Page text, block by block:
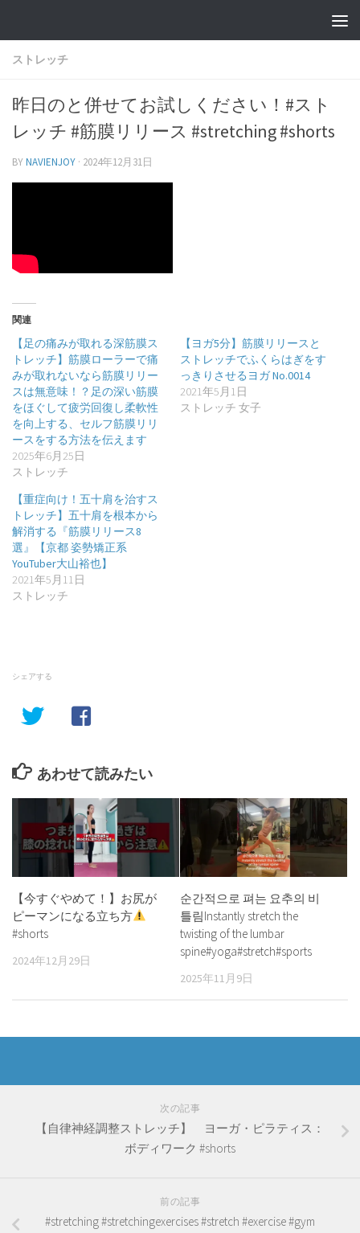
ストレッチ
昨日のと併せてお試しください！#スト
レッチ #筋膜リリース #stretching #shorts
BYNAVIENJOY · 2024年12月31日
関連
【足の痛みが取れる深筋膜ス
トレッチ】筋膜ローラーで痛
みが取れないなら筋膜リリー
スは無意味！？足の深い筋膜
をほぐして疲労回復し柔軟性
を向上する、セルフ筋膜リリ
ースをする方法を伝えます
2025年6月25日
ストレッチ
【ヨガ5分】筋膜リリースと
ストレッチでふくらはぎをす
っきりさせるヨガ No.0014
2021年5月1日
ストレッチ 女子
【重症向け！五十肩を治すス
トレッチ】五十肩を根本から
解消する『筋膜リリース8
選』【京都 姿勢矯正系
YouTuber大山裕也】
2021年5月11日
ストレッチ
シェアする
あわせて読みたい
【今すぐやめて！】お尻が
ピーマンになる立ち方
#shorts
2024年12月29日
순간적으로 펴는 요추의 비
틀림Instantly stretch the
twisting of the lumbar
spine#yoga#stretch#sports
2025年11月9日
次の記事
【自律神経調整ストレッチ】 ヨーガ・ピラティス：
ボディワーク #shorts
前の記事
#stretching #stretchingexercises #stretch #exercise #gym